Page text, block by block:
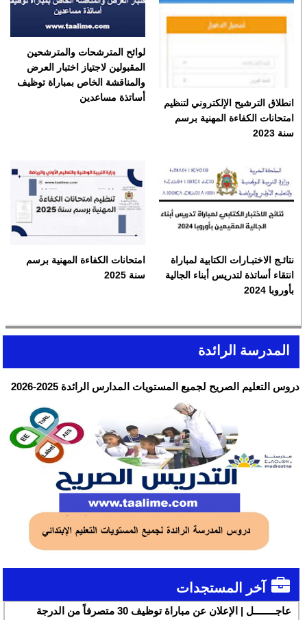
انطلاق الترشيح الإلكتروني لتنظيم
امتحانات الكفاءة المهنية برسم
سنة 2023
لوائح المترشحات والمترشحين
المقبولين لاجتياز اختبار العرض
والمناقشة الخاص بمباراة توظيف
أساتذة مساعدين
نتائـج الاختبـارات الكتابية لمباراة
انتقاء أساتذة لتدريس أبناء الجالية
بأوروبا 2024
امتحانات الكفاءة المهنية برسم
سنة 2025
المدرسة الرائدة
دروس التعليم الصريح لجميع المستويات المدارس الرائدة 2025-2026
آخر المستجدات
عاجــــــــل | الإعلان عن مباراة توظيف 30 متصرفاً من الدرجة